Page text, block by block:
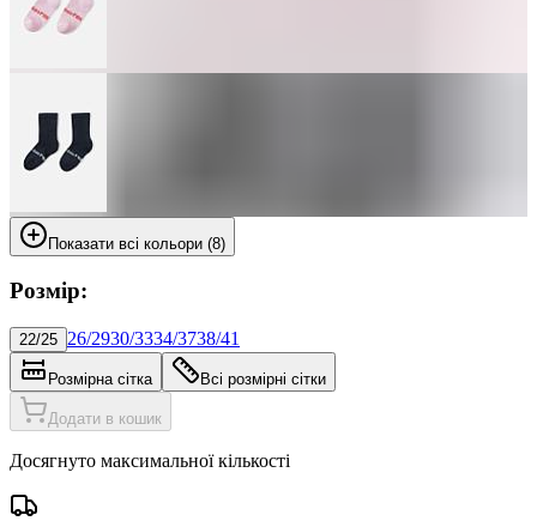
Показати всі кольори (8)
Розмір:
22/25 26/2930/3334/3738/41
Розмірна сітка Всі розмірні сітки
Додати в кошик
Досягнуто максимальної кількості